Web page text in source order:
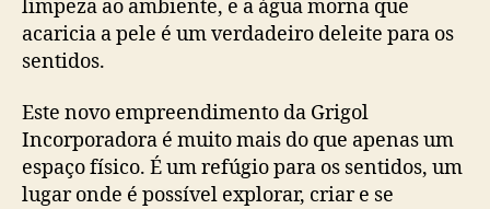
limpeza ao ambiente, e a água morna que
acaricia a pele é um verdadeiro deleite para os
sentidos.
Este novo empreendimento da Grigol
Incorporadora é muito mais do que apenas um
espaço físico. É um refúgio para os sentidos, um
lugar onde é possível explorar, criar e se